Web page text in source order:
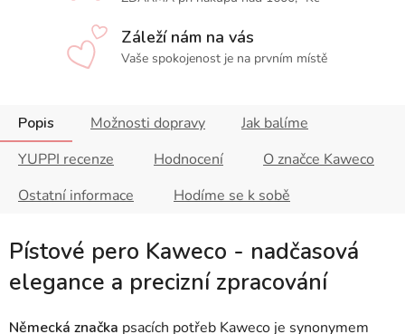
Záleží nám na vás
Vaše spokojenost je na prvním místě
Popis Možnosti dopravy
Jak balíme
YUPPI recenze
Hodnocení
O značce Kaweco
Ostatní informace
Hodíme se k sobě
Pístové pero Kaweco - nadčasová
elegance a precizní zpracování
Německá značka psacích potřeb Kaweco je synonymem